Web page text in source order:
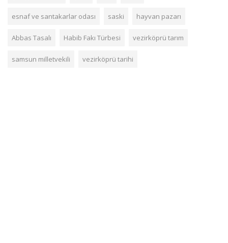
esnaf ve santakarlar odası saski hayvan pazarı
Abbas Tasalı Habib Fakı Türbesi vezirköprü tarım
samsun milletvekili vezirköprü tarihi